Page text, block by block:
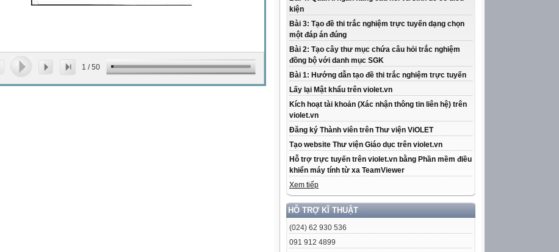
kiện
Bài 3: Tạo đề thi trắc nghiệm trực tuyến dạng chọn
một đáp án đúng
Bài 2: Tạo cây thư mục chứa câu hỏi trắc nghiệm
đồng bộ với danh mục SGK
Bài 1: Hướng dẫn tạo đề thi trắc nghiệm trực tuyến
Lấy lại Mật khẩu trên violet.vn
Kích hoạt tài khoản (Xác nhận thông tin liên hệ) trên
violet.vn
Đăng ký Thành viên trên Thư viện ViOLET
Tạo website Thư viện Giáo dục trên violet.vn
Hỗ trợ trực tuyến trên violet.vn bằng Phần mềm điều
khiển máy tính từ xa TeamViewer
Xem tiếp
HỖ TRỢ KĨ THUẬT
(024) 62 930 536
091 912 4899
1 /50